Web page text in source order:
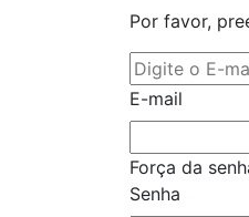
Por favor,
E-mail
Força da
Senha